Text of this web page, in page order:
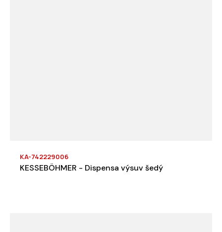
KA-742229006
KESSEBÖHMER - Dispensa výsuv šedý